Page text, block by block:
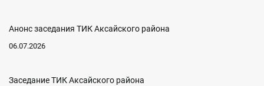
Анонс заседания ТИК Аксайского района
06.07.2026
Заседание ТИК Аксайского района